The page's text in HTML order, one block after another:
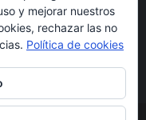
y mejorar nuestros
rechazar las no
Política de cookies